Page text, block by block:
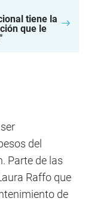
tiene la
que le
del
Parte de las
Raffo que
de